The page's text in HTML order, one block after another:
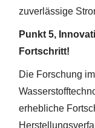
zuverlässige
Punkt 5,
Fortschritt!
Die Forschung
erhebliche